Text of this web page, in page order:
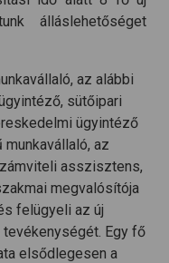
álláslehetőséget
az alábbi
sütőipari
ügyintéző
az
asszisztens,
megvalósítója
felügyeli az új
Egy fő
elsődlegesen a